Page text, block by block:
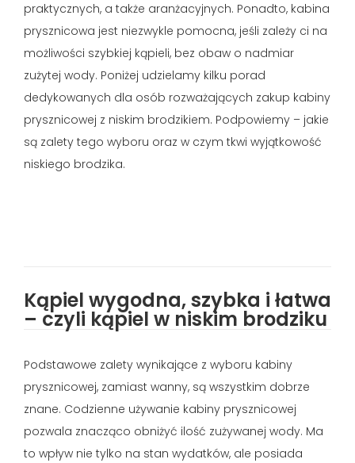
praktycznych, a także aranżacyjnych. Ponadto, kabina
prysznicowa jest niezwykle pomocna, jeśli zależy ci na
możliwości szybkiej kąpieli, bez obaw o nadmiar
zużytej wody. Poniżej udzielamy kilku porad
dedykowanych dla osób rozważających zakup kabiny
prysznicowej z niskim brodzikiem. Podpowiemy – jakie
są zalety tego wyboru oraz w czym tkwi wyjątkowość
niskiego brodzika.
Kąpiel wygodna, szybka i łatwa
– czyli kąpiel w niskim brodziku
Podstawowe zalety wynikające z wyboru kabiny
prysznicowej, zamiast wanny, są wszystkim dobrze
znane. Codzienne używanie kabiny prysznicowej
pozwala znacząco obniżyć ilość zużywanej wody. Ma
to wpływ nie tylko na stan wydatków, ale posiada